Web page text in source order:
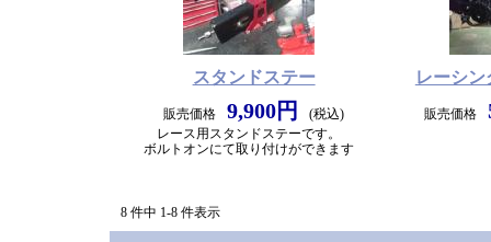
スタンドステー
販売価格 9,900円
(税込)
レース用スタンドステーです。
ボルトオンにて取り付けができます
レーシ
販売価格
8 件中 1-8 件表示